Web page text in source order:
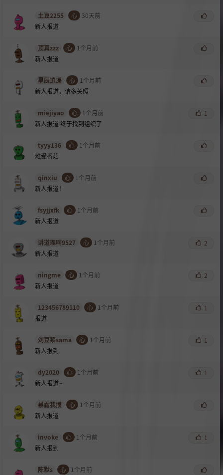
土豆2255 心
30天前
新人报道
顶真zzz 心
1个月前
新人报道
星辰逍遥 心
1个月前
新人报道，请多关照
miejiyao 心 1个月前
1
新人报道 终于找到组织了
tyyy136 心
1个月前
难受香菇
qinxiu 心
1个月前
新人报道！
fsyjjxfk 心
1个月前
新人报道
讲道理啊9527 心 1个月前
2
新人报道
ningme 心 1个月前
2
新人报道
123456789110 心 1个月前
1
报道
刘豆浆sama 心 1个月前
1
新人报到
dy2020 心 1个月前
1
新人报道~
暴露我摸 心
1个月前
新人报道
invoke 心 1个月前
1
新人报到
陈默s 心
1个月前